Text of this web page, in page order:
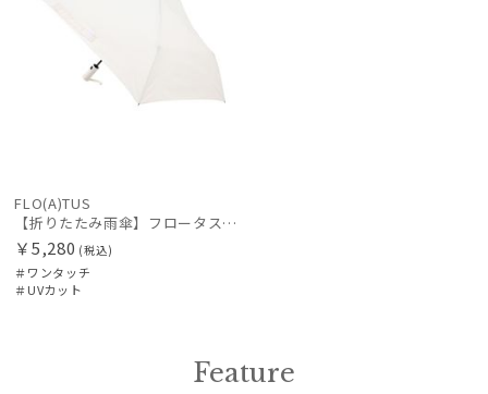
FLO(A)TUS
【折りたたみ雨傘】フロータス（FLO(A)TUS）プレーン60 超撥水傘 晴雨兼用 UV対応 自動開閉 大きめ
￥5,280 (税込)
＃ワンタッチ
＃UVカット
Feature